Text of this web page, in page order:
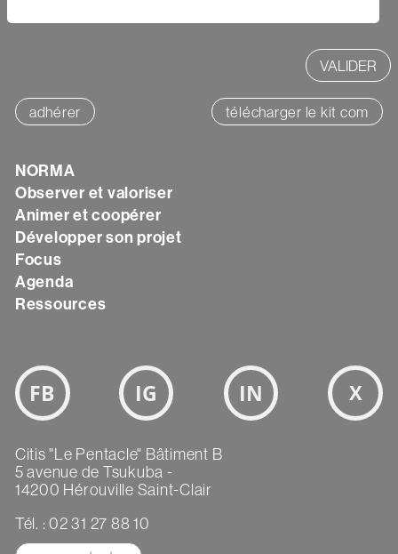
adhérer télécharger le kit com
Texte
NORMA
Observer et valoriser
Animer et coopérer
Développer son projet
Focus
Agenda
Ressources
Bloc
Réseaux
Texte
Citis "Le Pentacle" Bâtiment B
5 avenue de Tsukuba -
14200 Hérouville Saint-Clair
Tél. : 02 31 27 88 10